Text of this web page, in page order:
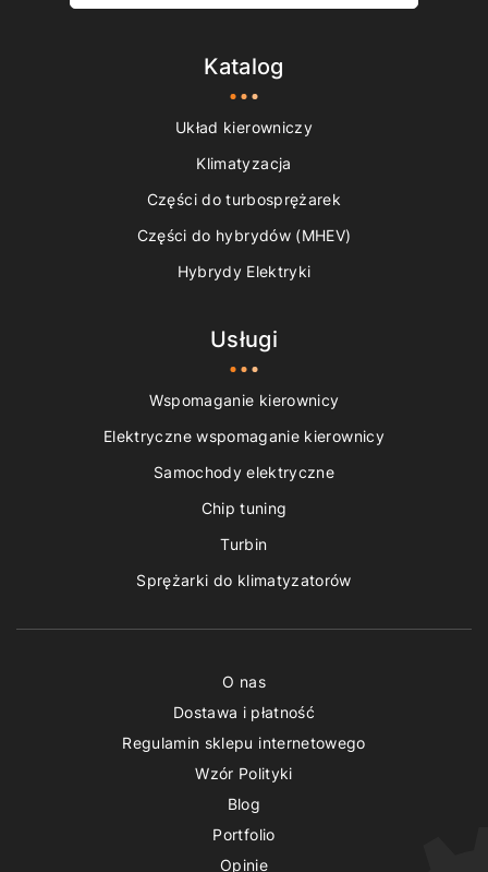
Katalog
Układ kierowniczy
Klimatyzacja
Części do turbosprężarek
Części do hybrydów (MHEV)
Hybrydy Elektryki
Usługi
Wspomaganie kierownicy
Elektryczne wspomaganie kierownicy
Samochody elektryczne
Chip tuning
Turbin
Sprężarki do klimatyzatorów
O nas
Dostawa i płatność
Regulamin sklepu internetowego
Wzór Polityki
Blog
Portfolio
Opinie